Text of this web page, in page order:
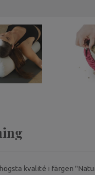
kvalité i färgen